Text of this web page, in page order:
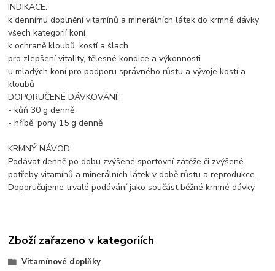
INDIKACE:
k dennímu doplnění vitamínů a minerálních látek do krmné dávky
všech kategorií koní
k ochraně kloubů, kostí a šlach
pro zlepšení vitality, tělesné kondice a výkonnosti
u mladých koní pro podporu správného růstu a vývoje kostí a
kloubů
DOPORUČENÉ DÁVKOVÁNÍ:
- kůň 30 g denně
- hříbě, pony 15 g denně
KRMNÝ NÁVOD:
Podávat denně po dobu zvýšené sportovní zátěže či zvýšené
potřeby vitamínů a minerálních látek v době růstu a reprodukce.
Doporučujeme trvalé podávání jako součást běžné krmné dávky.
Zboží zařazeno v kategoriích
Vitamínové doplňky